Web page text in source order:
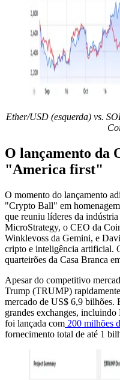
Ether/USD (esquerda) vs.
O lançamento
"America first"
O momento do lançamento
"Crypto Ball" em
que reuniu líderes da
MicroStrategy, o CEO da
Winklevoss da Gemini, e
cripto e inteligência artificial.
quarteirões da Casa Branca
Apesar do competitivo
Trump (TRUMP)
mercado de US$ 6,9 bilhões.
grandes exchanges,
foi lançada com 200 milhões
fornecimento total de até 1